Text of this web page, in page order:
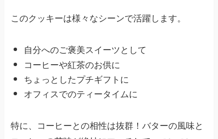
このクッキーは様々なシーンで活躍します。
自分へのご褒美スイーツとして
コーヒーや紅茶のお供に
ちょっとしたプチギフトに
オフィスでのティータイムに
特に、コーヒーとの相性は抜群！バターの風味と